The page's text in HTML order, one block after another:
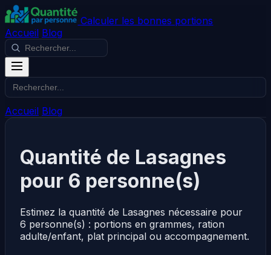
Calculer les bonnes portions
Accueil Blog
Accueil Blog
Quantité de Lasagnes
pour 6 personne(s)
Estimez la quantité de Lasagnes nécessaire pour
6 personne(s) : portions en grammes, ration
adulte/enfant, plat principal ou accompagnement.